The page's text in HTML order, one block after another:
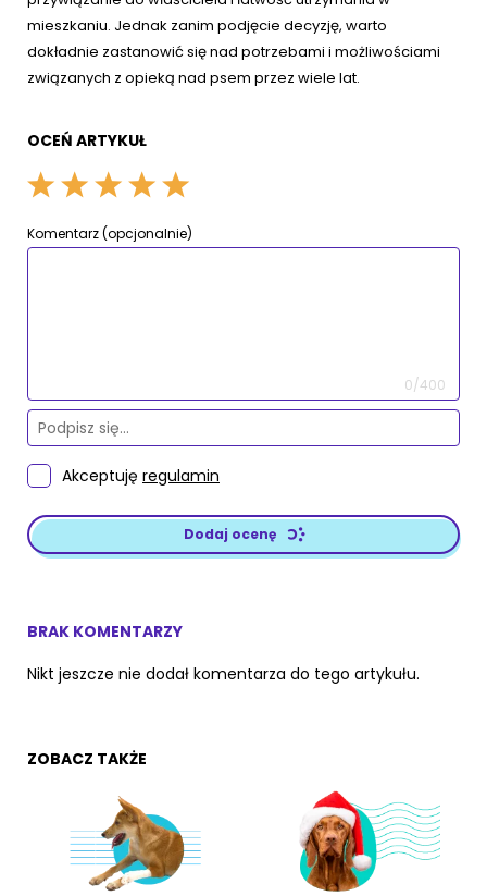
mieszkaniu. Jednak zanim podjęcie decyzję, warto
dokładnie zastanowić się nad potrzebami i możliwościami
związanych z opieką nad psem przez wiele lat.
OCEŃ ARTYKUŁ
Komentarz (opcjonalnie)
0/400
Akceptuję regulamin
Dodaj ocenę
BRAK KOMENTARZY
Nikt jeszcze nie dodał komentarza do tego artykułu.
ZOBACZ TAKŻE